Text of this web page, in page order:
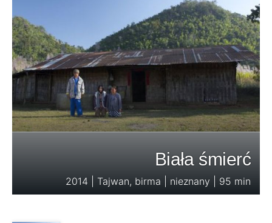
Biała śmierć
2014 | Tajwan, birma | nieznany | 95 min